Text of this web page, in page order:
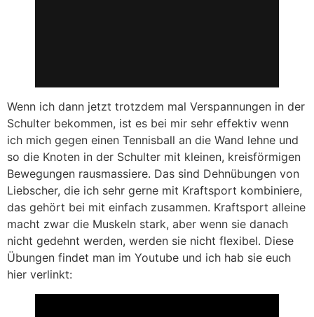
Wenn ich dann jetzt trotzdem mal Verspannungen in der
Schulter bekommen, ist es bei mir sehr effektiv wenn
ich mich gegen einen Tennisball an die Wand lehne und
so die Knoten in der Schulter mit kleinen, kreisförmigen
Bewegungen rausmassiere. Das sind Dehnübungen von
Liebscher, die ich sehr gerne mit Kraftsport kombiniere,
das gehört bei mit einfach zusammen. Kraftsport alleine
macht zwar die Muskeln stark, aber wenn sie danach
nicht gedehnt werden, werden sie nicht flexibel. Diese
Übungen findet man im Youtube und ich hab sie euch
hier verlinkt: